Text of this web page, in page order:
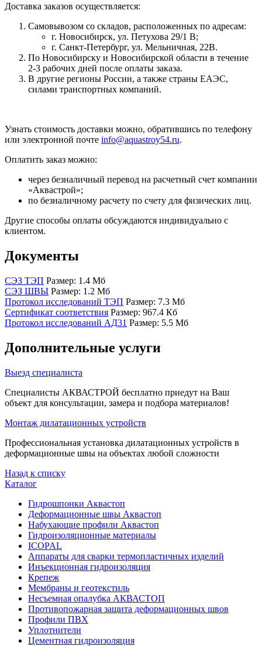
Доставка заказов осуществляется:
Самовывозом со складов, расположенных по адресам:
г. Новосибирск, ул. Петухова 29/1 В;
г. Санкт-Петербург, ул. Мельничная, 22В.
По Новосибирску и Новосибирской области в течение
2-3 рабочих дней после оплаты заказа.
В другие регионы России, а также страны ЕАЭС,
силами транспортных компаний.
Узнать стоимость доставки можно, обратившись по телефону
или электронной почте info@aquastroy54.ru.
Оплатить заказ можно:
через безналичный перевод на расчетный счет компании
«Аквастрой»;
по безналичному расчету по счету для физических лиц.
Другие способы оплаты обсуждаются индивидуально с
клиентом.
Документы
СЭЗ ТЭП Размер: 1.4 Мб
СЭЗ ШВЫ Размер: 1.2 Мб
Протокол исследований ТЭП Размер: 7.3 Мб
Сертификат соответствия Размер: 967.4 Кб
Протокол исследований АД31 Размер: 5.5 Мб
Дополнительные услуги
Выезд специалиста
Специалисты АКВАСТРОЙ бесплатно приедут на Ваш
объект для консультации, замера и подбора материалов!
Монтаж дилатационных устройств
Профессиональная установка дилатационных устройств в
деформационные швы на объектах любой сложности
Назад к списку
Каталог
Гидрошпонки Аквастоп
Деформационные швы Аквастоп
Набухающие профили Аквастоп
Гидроизоляционные материалы
ICOPAL
Аппараты для сварки термопластичных изделий
Инъекционная гидроизоляция
Крепеж
Мембраны и геотекстиль
Несъемная опалубка АКВАСТОП
Противопожарная защита деформационных швов
Профили ПВХ
Уплотнители
Цементная гидроизоляция